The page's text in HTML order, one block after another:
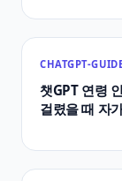
CHATGPT-
챗GPT 연령
걸렸을 때 자